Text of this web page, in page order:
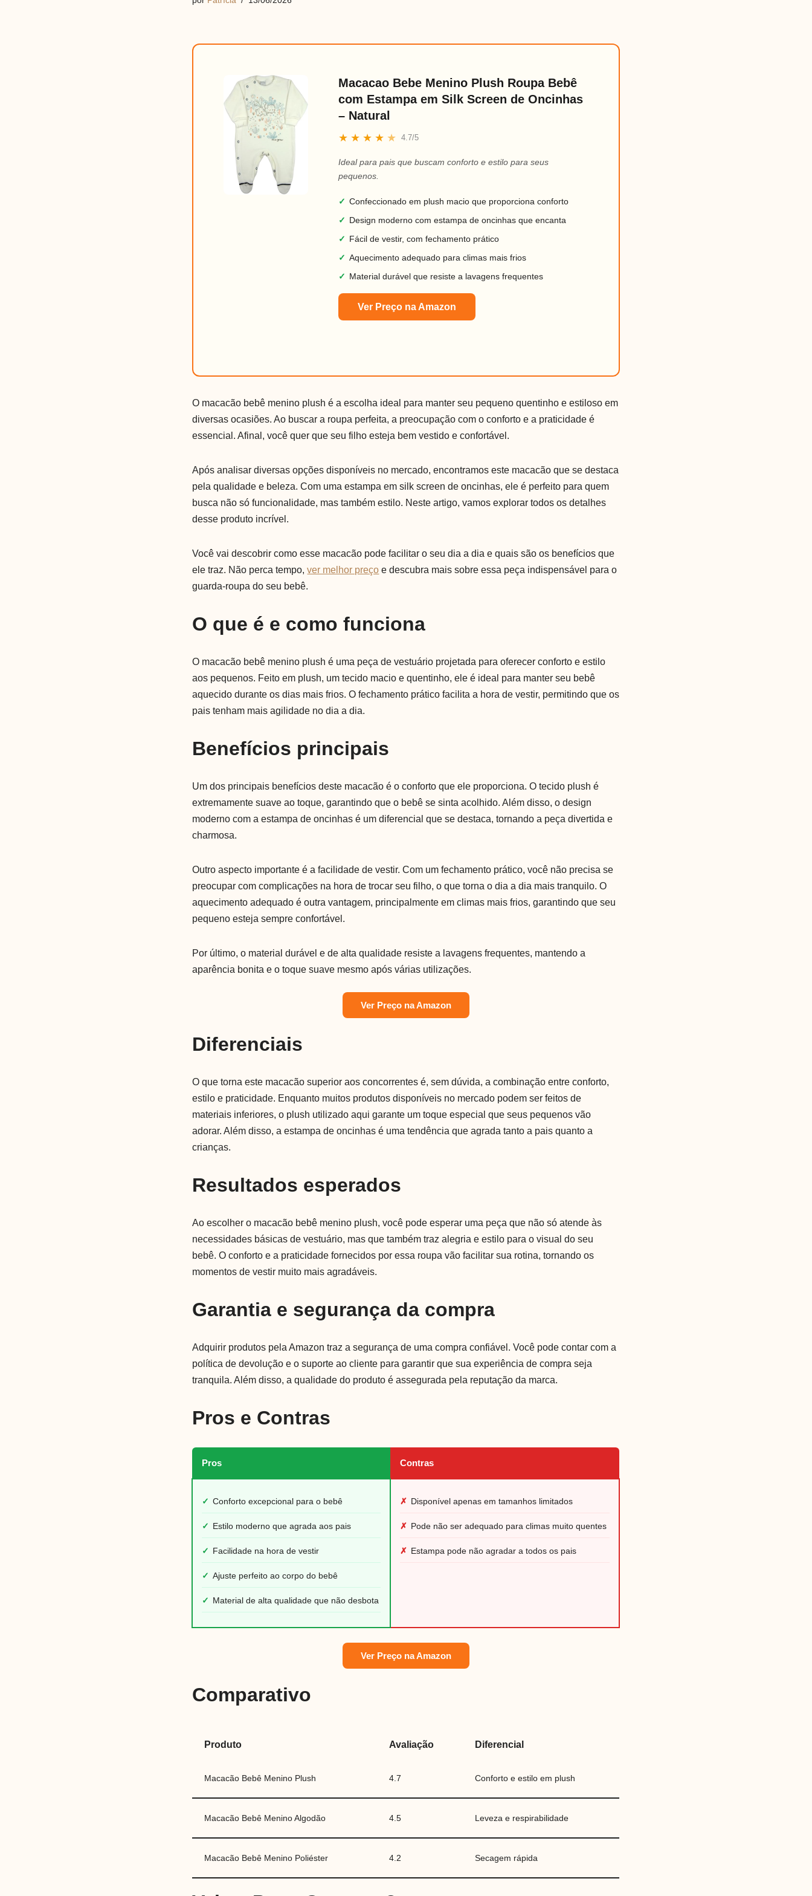
Macacao Bebe Menino Plush Roupa Bebê
com Estampa em Silk Screen de Oncinhas
– Natural
★ ★ ★ ★ ★ 4.7/5
Ideal para pais que buscam conforto e estilo para seus
pequenos.
✓ Confeccionado em plush macio que proporciona conforto
✓ Design moderno com estampa de oncinhas que encanta
✓ Fácil de vestir, com fechamento prático
✓ Aquecimento adequado para climas mais frios
✓ Material durável que resiste a lavagens frequentes
Ver Preço na Amazon
O macacão bebê menino plush é a escolha ideal para manter seu pequeno quentinho e estiloso em
diversas ocasiões. Ao buscar a roupa perfeita, a preocupação com o conforto e a praticidade é
essencial. Afinal, você quer que seu filho esteja bem vestido e confortável.
Após analisar diversas opções disponíveis no mercado, encontramos este macacão que se destaca
pela qualidade e beleza. Com uma estampa em silk screen de oncinhas, ele é perfeito para quem
busca não só funcionalidade, mas também estilo. Neste artigo, vamos explorar todos os detalhes
desse produto incrível.
Você vai descobrir como esse macacão pode facilitar o seu dia a dia e quais são os benefícios que
ele traz. Não perca tempo,ver melhor preço e descubra mais sobre essa peça indispensável para o
guarda-roupa do seu bebê.
O que é e como funciona
O macacão bebê menino plush é uma peça de vestuário projetada para oferecer conforto e estilo
aos pequenos. Feito em plush, um tecido macio e quentinho, ele é ideal para manter seu bebê
aquecido durante os dias mais frios. O fechamento prático facilita a hora de vestir, permitindo que os
pais tenham mais agilidade no dia a dia.
Benefícios principais
Um dos principais benefícios deste macacão é o conforto que ele proporciona. O tecido plush é
extremamente suave ao toque, garantindo que o bebê se sinta acolhido. Além disso, o design
moderno com a estampa de oncinhas é um diferencial que se destaca, tornando a peça divertida e
charmosa.
Outro aspecto importante é a facilidade de vestir. Com um fechamento prático, você não precisa se
preocupar com complicações na hora de trocar seu filho, o que torna o dia a dia mais tranquilo. O
aquecimento adequado é outra vantagem, principalmente em climas mais frios, garantindo que seu
pequeno esteja sempre confortável.
Por último, o material durável e de alta qualidade resiste a lavagens frequentes, mantendo a
aparência bonita e o toque suave mesmo após várias utilizações.
Ver Preço na Amazon
Diferenciais
O que torna este macacão superior aos concorrentes é, sem dúvida, a combinação entre conforto,
estilo e praticidade. Enquanto muitos produtos disponíveis no mercado podem ser feitos de
materiais inferiores, o plush utilizado aqui garante um toque especial que seus pequenos vão
adorar. Além disso, a estampa de oncinhas é uma tendência que agrada tanto a pais quanto a
crianças.
Resultados esperados
Ao escolher o macacão bebê menino plush, você pode esperar uma peça que não só atende às
necessidades básicas de vestuário, mas que também traz alegria e estilo para o visual do seu
bebê. O conforto e a praticidade fornecidos por essa roupa vão facilitar sua rotina, tornando os
momentos de vestir muito mais agradáveis.
Garantia e segurança da compra
Adquirir produtos pela Amazon traz a segurança de uma compra confiável. Você pode contar com a
política de devolução e o suporte ao cliente para garantir que sua experiência de compra seja
tranquila. Além disso, a qualidade do produto é assegurada pela reputação da marca.
Pros e Contras
Pros Contras
✓ Conforto excepcional para o bebê
✓ Estilo moderno que agrada aos pais
✓ Facilidade na hora de vestir
✓ Ajuste perfeito ao corpo do bebê
✓ Material de alta qualidade que não desbota
✗ Disponível apenas em tamanhos limitados
✗ Pode não ser adequado para climas muito quentes
✗ Estampa pode não agradar a todos os pais
Ver Preço na Amazon
Comparativo
Produto Avaliação Diferencial
Macacão Bebê Menino Plush 4.7 Conforto e estilo em plush
Macacão Bebê Menino Algodão 4.5 Leveza e respirabilidade
Macacão Bebê Menino Poliéster 4.2 Secagem rápida